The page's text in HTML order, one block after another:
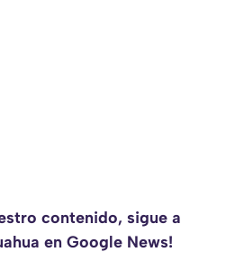
contenido, sigue a
en Google News!